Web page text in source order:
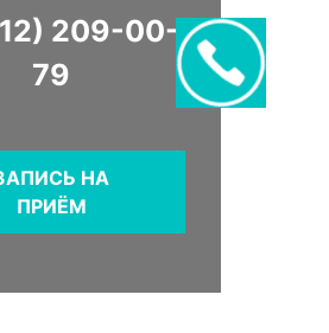
209-00-
79
НА
ПРИЁМ